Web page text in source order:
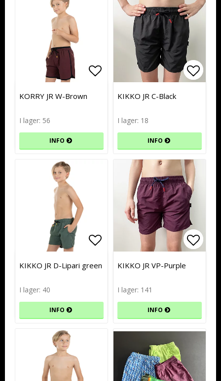
Lägg till i favoritlistan
Lägg till i favoritlistan
KORRY JR W-Brown
I lager: 56
INFO
KIKKO JR C-Black
I lager: 18
INFO
Lägg till i favoritlistan
Lägg till i favoritlistan
KIKKO JR D-Lipari green
I lager: 40
INFO
KIKKO JR VP-Purple
I lager: 141
INFO